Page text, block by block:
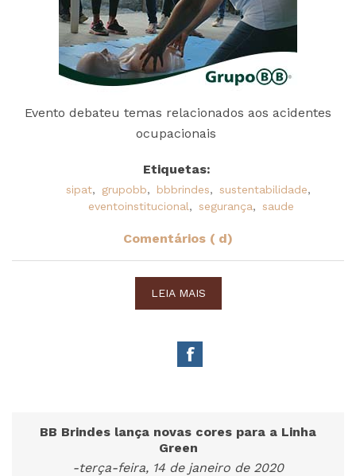
Evento debateu temas relacionados aos acidentes
ocupacionais
Etiquetas:
sipat, grupobb, bbbrindes, sustentabilidade,
eventoinstitucional, segurança, saude
Comentários ( d)
LEIA MAIS
BB Brindes lança novas cores para a Linha
Green
-terça-feira, 14 de janeiro de 2020